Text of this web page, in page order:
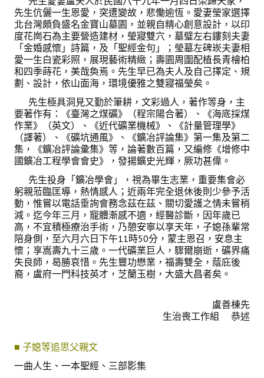
先生伉儷一生恩愛，突遭變故，悲慟逾恆。愛妻瑩家選擇
北台灣頗負盛名金寶山墓園，並親自精心創意設計，以印
度花崗石為主要營造建材，瑩寢雙穴，墓璧左右鏤刻夫妻
「金婚感懷」詩篇，及「聖經金句」；瑩墓左碑崁夫妻相
愛一生白瓷彩照，展現藝術精緻；壽園周圍配植長青檜柏
和四季蒔花，美哉奐焉。先生早已為夫人及自己擇定、規
劃、設計，依山面海，環境優雅之雙寢福瑩矣。
先生極具洞見又勤於筆耕，文彩過人，著作等身，主
要著作有：《臺灣之煤礦》（程宗陽合著）、《海底採煤
作業》（英文）、《近代礦業機械》、《計量管理學》
（譯著）、《礦坑通風》、《鑛冶評論集》第一集及第二
集，《鑛冶評論彙集》等，論著數百篇，又編修《增修中
國鑛冶工程學會會史》，發揚鑛史光輝，厥功甚偉。
先生投身「鑛冶學會」，視為畢生志業，重要集會必
躬親蒞臨匡導，熱情感人；近兩年完全退休後則少參予活
動，惟嘗以電話垂詢會務念茲在茲、關切愛護之情未嘗稍
減。迄今年三月，寵體漸感不適，經醫診斷，因年歲已
高，不宜積極療治手術，乃憩安寧以享天年，子媳孫輩常
陪身側，至六月六日下午11時50分，蒙主恩召，安息主
懷；享嵩壽九十三歲。一代礦業巨人，驟爾崩逝，礦界痛
失良師，曷勝哀惜。先生豐功懋業，福壽雙全，蔭庇後
裔，盧府一門科技英才，芝蘭玉樹，大盛大昌者矣。
盧善棟先
生治喪工作組 恭述
■ 子媳等追思父親文
一曲人生、一本聖經、三部影集